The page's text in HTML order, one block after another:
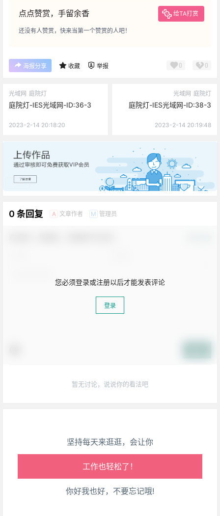
点点赞赏，手留余香 给TA打赏
还没有人赞赏，快来当第一个赞赏的人吧！
海报分享 收藏 举报 0 0
光域网 庭院灯
庭院灯-IES光域网-ID:36-3
2023-2-14 20:18:20
光域网 庭院灯
庭院灯-IES光域网-ID:38-3
2023-2-14 20:19:48
广告
0 条回复 A 文章作者 M 管理员
您必须登录或注册以后才能发表评论
登录
暂无讨论，说说你的看法吧
坚持每天来逛逛，会让你
腰也不酸了！
工作也轻松了！
你好我也好，不要忘记哦!